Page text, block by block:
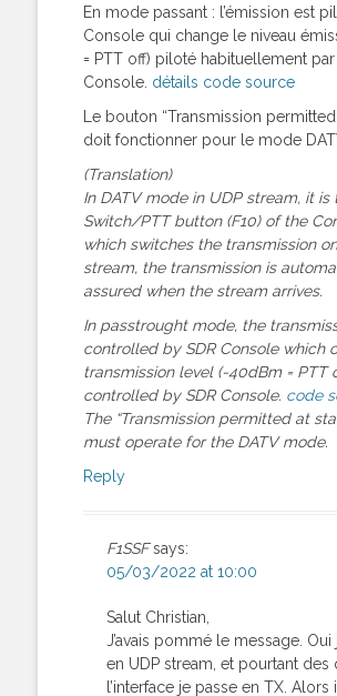
En mode passant : l’émission est
Console qui change le niveau
= PTT off) piloté habituellement par
Console. détails code source
Le bouton “Transmission
doit fonctionner pour le mode
(Translation)
In DATV mode in UDP stream, it is
Switch/PTT button (F10) of the
which switches the transmission
stream, the transmission is
assured when the stream arrives.
In passtrought mode, the
controlled by SDR Console which
transmission level (-40dBm = PTT
controlled by SDR Console. code
The “Transmission permitted at
must operate for the DATV mode.
Reply
F1SSF says:
05/03/2022 at 10:00
Salut Christian,
J’avais pommé le message. Oui
en UDP stream, et pourtant des
l’interface je passe en TX.